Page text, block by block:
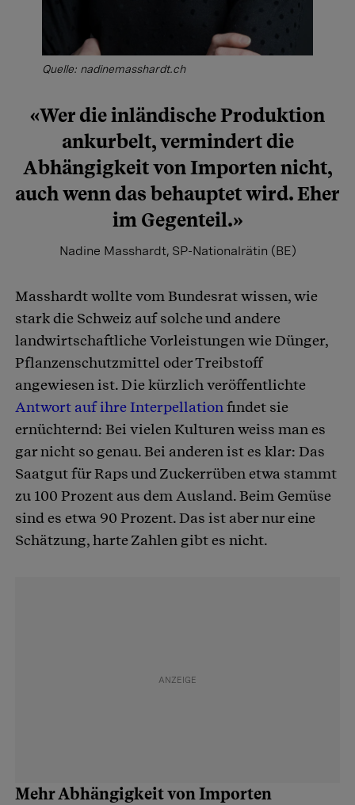
Quelle: nadinemasshardt.ch
«Wer die inländische Produktion
ankurbelt, vermindert die
Abhängigkeit von Importen nicht,
auch wenn das behauptet wird. Eher
im Gegenteil.»
Nadine Masshardt, SP-Nationalrätin (BE)
Masshardt wollte vom Bundesrat wissen, wie
stark die Schweiz auf solche und andere
landwirtschaftliche Vorleistungen wie Dünger,
Pflanzenschutzmittel oder Treibstoff
angewiesen ist. Die kürzlich veröffentlichte
Antwort auf ihre Interpellationfindet sie
ernüchternd: Bei vielen Kulturen weiss man es
gar nicht so genau. Bei anderen ist es klar: Das
Saatgut für Raps und Zuckerrüben etwa stammt
zu 100 Prozent aus dem Ausland. Beim Gemüse
sind es etwa 90 Prozent. Das ist aber nur eine
Schätzung, harte Zahlen gibt es nicht.
Mehr Abhängigkeit von Importen